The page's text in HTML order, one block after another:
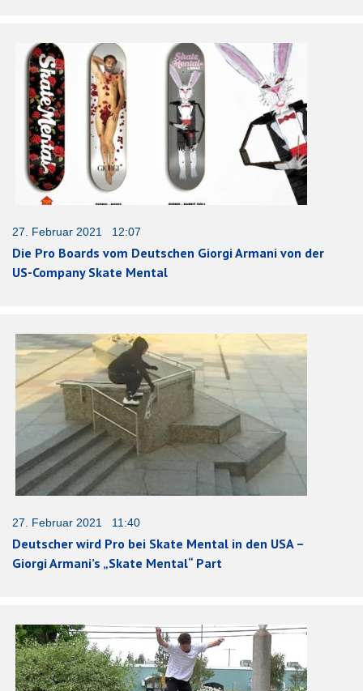
27. Februar 2021 12:07
Die Pro Boards vom Deutschen Giorgi Armani von der
US-Company Skate Mental
27. Februar 2021 11:40
Deutscher wird Pro bei Skate Mental in den USA –
Giorgi Armani’s „Skate Mental“ Part